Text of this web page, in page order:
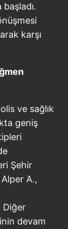
karşı
ve sağlık
geniş
Şehir
A.,
Diğer
devam